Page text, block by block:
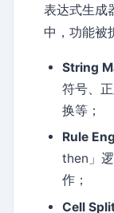
表达式生成
中，功能被
String
符号、
换等；
Rule
then」
作；
Cell